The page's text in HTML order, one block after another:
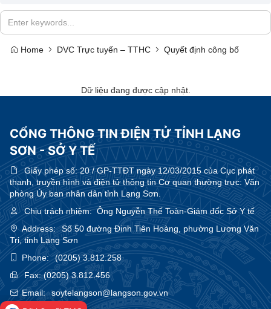
Home DVC Trực tuyến – TTHC Quyết định công bố
Dữ liệu đang được cập nhật.
CỔNG THÔNG TIN ĐIỆN TỬ TỈNH LẠNG
SƠN - SỞ Y TẾ
Giấy phép số:20 / GP-TTĐT ngày 12/03/2015 của Cục phát
thanh, truyền hình và điện tử thông tin Cơ quan thường trực: Văn
phòng Ủy ban nhân dân tỉnh Lạng Sơn.
Chịu trách nhiệm:Ông Nguyễn Thế Toàn-Giám đốc Sở Y tế
Address:
Số 50 đường Đinh Tiên Hoàng, phường Lương Văn
Tri, tỉnh Lạng Sơn
Phone:
(0205) 3.812.258
Fax:(0205) 3.812.456
Email:
soytelangson@langson.gov.vn